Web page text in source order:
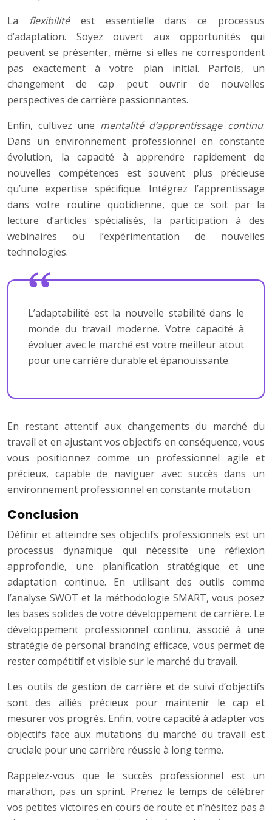
La flexibilitéest essentielle dans ce processus
d’adaptation. Soyez ouvert aux opportunités qui
peuvent se présenter, même si elles ne correspondent
pas exactement à votre plan initial. Parfois, un
changement de cap peut ouvrir de nouvelles
perspectives de carrière passionnantes.
Enfin, cultivez une mentalité d’apprentissage continu.
Dans un environnement professionnel en constante
évolution, la capacité à apprendre rapidement de
nouvelles compétences est souvent plus précieuse
qu’une expertise spécifique. Intégrez l’apprentissage
dans votre routine quotidienne, que ce soit par la
lecture d’articles spécialisés, la participation à des
webinaires ou l’expérimentation de nouvelles
technologies.
L’adaptabilité est la nouvelle stabilité dans le
monde du travail moderne. Votre capacité à
évoluer avec le marché est votre meilleur atout
pour une carrière durable et épanouissante.
En restant attentif aux changements du marché du
travail et en ajustant vos objectifs en conséquence, vous
vous positionnez comme un professionnel agile et
précieux, capable de naviguer avec succès dans un
environnement professionnel en constante mutation.
Conclusion
Définir et atteindre ses objectifs professionnels est un
processus dynamique qui nécessite une réflexion
approfondie, une planification stratégique et une
adaptation continue. En utilisant des outils comme
l’analyse SWOT et la méthodologie SMART, vous posez
les bases solides de votre développement de carrière. Le
développement professionnel continu, associé à une
stratégie de personal branding efficace, vous permet de
rester compétitif et visible sur le marché du travail.
Les outils de gestion de carrière et de suivi d’objectifs
sont des alliés précieux pour maintenir le cap et
mesurer vos progrès. Enfin, votre capacité à adapter vos
objectifs face aux mutations du marché du travail est
cruciale pour une carrière réussie à long terme.
Rappelez-vous que le succès professionnel est un
marathon, pas un sprint. Prenez le temps de célébrer
vos petites victoires en cours de route et n’hésitez pas à